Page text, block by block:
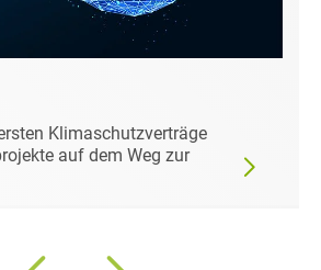
Klimaschutzverträge
auf dem Weg zur